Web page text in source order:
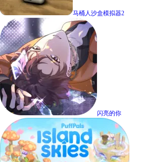
马桶人沙盒模拟器2
闪亮的你